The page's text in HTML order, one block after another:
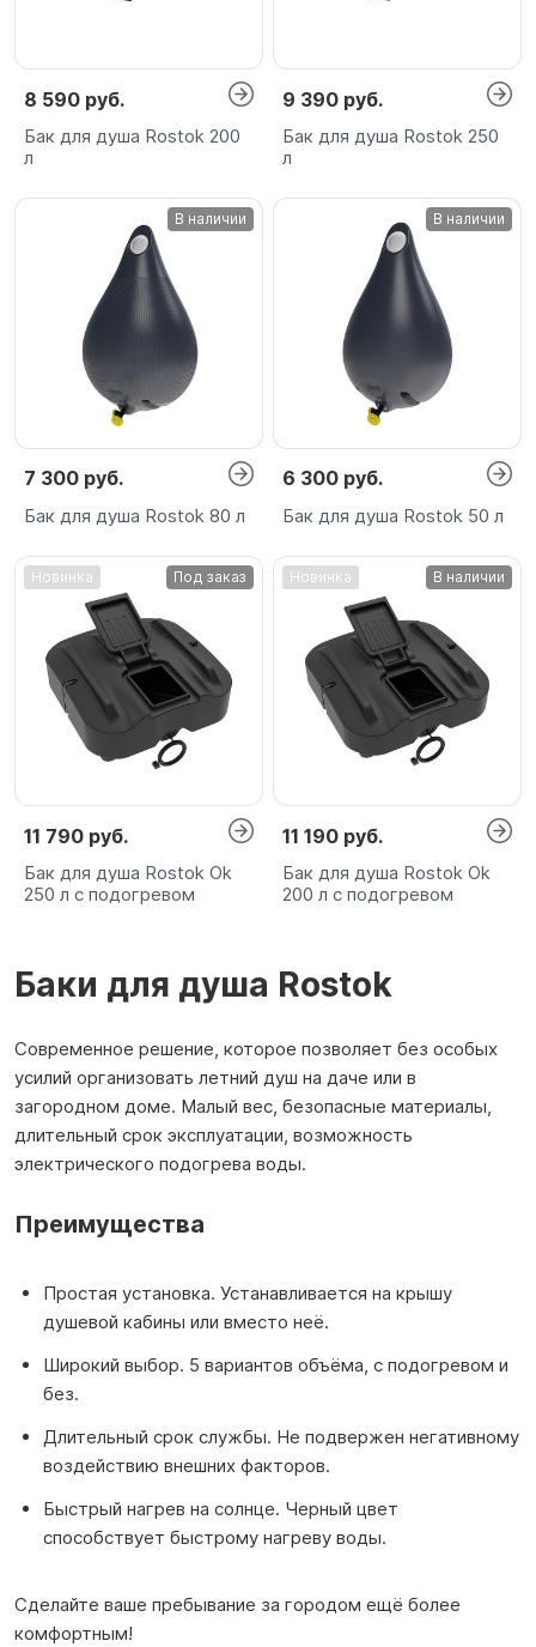
8 590 руб.
Бак для душа Rostok 200
л
9 390 руб.
Бак для душа Rostok 250
л
В наличии
7 300 руб.
Бак для душа Rostok 80 л
В наличии
6 300 руб.
Бак для душа Rostok 50 л
Новинка Под заказ
11 790 руб.
Бак для душа Rostok Ok
250 л с подогревом
Новинка В наличии
11 190 руб.
Бак для душа Rostok Ok
200 л с подогревом
Баки для душа Rostok
Современное решение, которое позволяет без особых
усилий организовать летний душ на даче или в
загородном доме. Малый вес, безопасные материалы,
длительный срок эксплуатации, возможность
электрического подогрева воды.
Преимущества
Простая установка. Устанавливается на крышу
душевой кабины или вместо неё.
Широкий выбор. 5 вариантов объёма, с подогревом и
без.
Длительный срок службы. Не подвержен негативному
воздействию внешних факторов.
Быстрый нагрев на солнце. Черный цвет
способствует быстрому нагреву воды.
Сделайте ваше пребывание за городом ещё более
комфортным!